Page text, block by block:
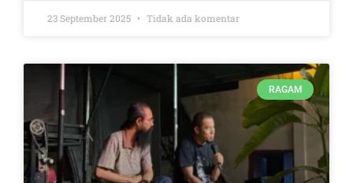
23 September 2025 Tidak ada komentar
RAGAM